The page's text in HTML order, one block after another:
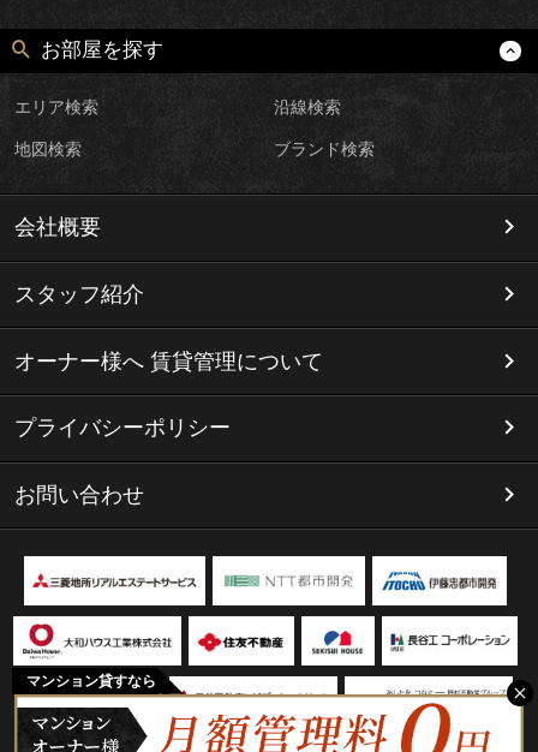
マンション貸すなら
お部屋を探す
エリア検索 沿線検索
地図検索 ブランド検索
会社概要
スタッフ紹介
オーナー様へ 賃貸管理について
プライバシーポリシー
お問い合わせ